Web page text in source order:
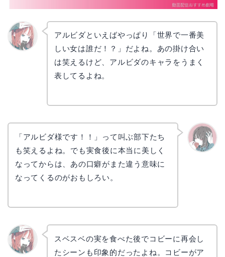
アルビダといえばやっぱり「世界で一番美
しい女は誰だ！？」だよね。あの掛け合い
は笑えるけど、アルビダのキャラをうまく
表してるよね。
「アルビダ様です！！」って叫ぶ部下たち
も笑えるよね。でも実食後に本当に美しく
なってからは、あの口癖がまた違う意味に
なってくるのがおもしろい。
スベスベの実を食べた後でコビーに再会し
たシーンも印象的だったよね。コビーがア